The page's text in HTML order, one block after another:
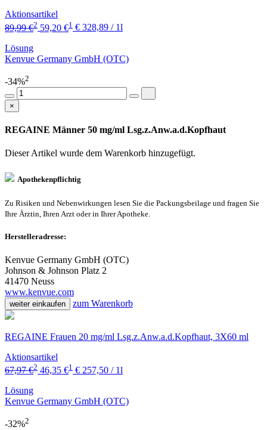
Aktionsartikel
89,99 €2 59,20 €1 € 328,89 / 1l
Lösung
Kenvue Germany GmbH (OTC)
-34%2
×
REGAINE Männer 50 mg/ml Lsg.z.Anw.a.d.Kopfhaut
Dieser Artikel wurde dem Warenkorb hinzugefügt.
Apothekenpflichtig
Zu Risiken und Nebenwirkungen lesen Sie die Packungsbeilage und fragen Sie
Ihre Ärztin, Ihren Arzt oder in Ihrer Apotheke.
Herstelleradresse:
Kenvue Germany GmbH (OTC)
Johnson & Johnson Platz 2
41470 Neuss
www.kenvue.com
weiter einkaufen zum Warenkorb
REGAINE Frauen 20 mg/ml Lsg.z.Anw.a.d.Kopfhaut, 3X60 ml
Aktionsartikel
67,97 €2 46,35 €1 € 257,50 / 1l
Lösung
Kenvue Germany GmbH (OTC)
-32%2